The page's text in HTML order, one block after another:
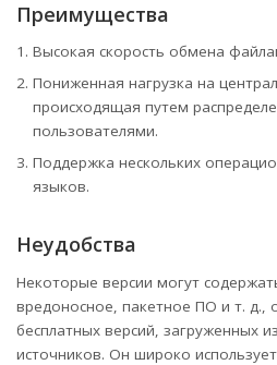
Преимущества
Высокая скорость обмена
Пониженная нагрузка на
происходящая путем
пользователями.
Поддержка нескольких
языков.
Неудобства
Некоторые версии могут
вредоносное, пакетное ПО и т. д.,
бесплатных версий, загруженных
источников. Он широко